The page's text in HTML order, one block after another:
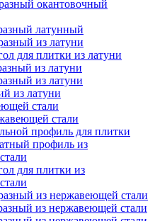
окантовочный
латунный
из латуни
для плитки из латуни
из латуни
из латуни
из латуни
стали
стали
профиль для плитки
профиль из
для плитки из
из нержавеющей стали
из нержавеющей стали